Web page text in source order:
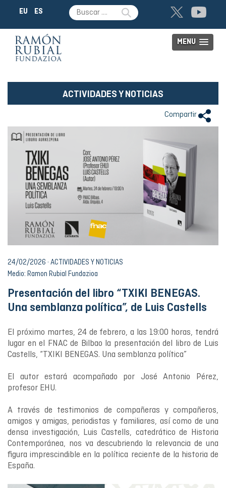
EU ES
MENU
ACTIVIDADES Y NOTICIAS
Compartir
24/02/2026 · ACTIVIDADES Y NOTICIAS
Medio: Ramon Rubial Fundazioa
Presentación del libro “TXIKI BENEGAS.
Una semblanza política”, de Luis Castells
El próximo martes, 24 de febrero, a las 19:00 horas, tendrá
lugar en el FNAC de Bilbao la presentación del libro de Luis
Castells, “TXIKI BENEGAS. Una semblanza política”
El autor estará acompañado por José Antonio Pérez,
profesor EHU.
A través de testimonios de compañeras y compañeros,
amigos y amigas, periodistas y familiares, así como de una
densa investigación, Luis Castells, catedrático de Historia
Contemporánea, nos va descubriendo la relevancia de una
figura imprescindible en la política reciente de la historia de
España.